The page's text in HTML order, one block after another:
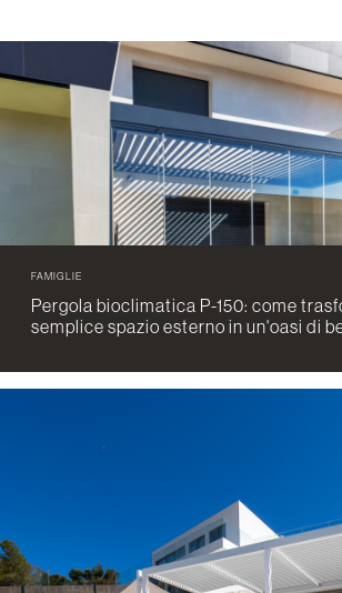
FAMIGLIE
Pergola bioclimatica P-150: come
semplice spazio esterno in un'oasi di